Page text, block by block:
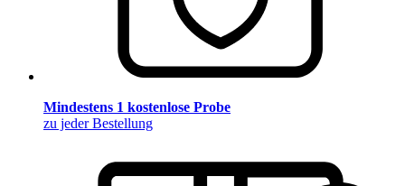
Mindestens 1 kostenlose Probe
zu jeder Bestellung